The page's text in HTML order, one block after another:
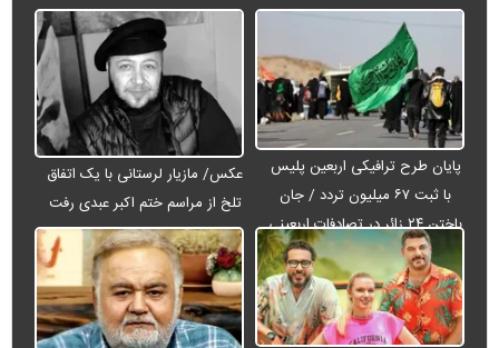
پایان طرح ترافیکی اربعین پلیس
با ثبت ۶۷ میلیون تردد / جان
باختن ۲۴ زائر در تصادفات اربعینی
عکس/ مازیار لرستانی با یک اتفاق
تلخ از مراسم ختم اکبر عبدی رفت